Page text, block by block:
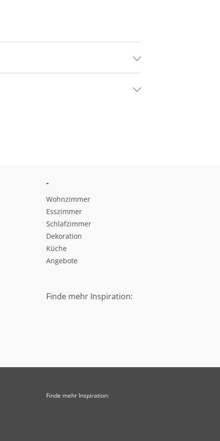
-
Wohnzimmer
Esszimmer
Schlafzimmer
Dekoration
Küche
Angebote
Finde mehr Inspiration:
Finde mehr Inspiration: